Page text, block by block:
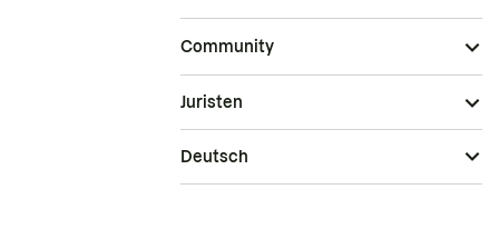
Community
Juristen
Deutsch